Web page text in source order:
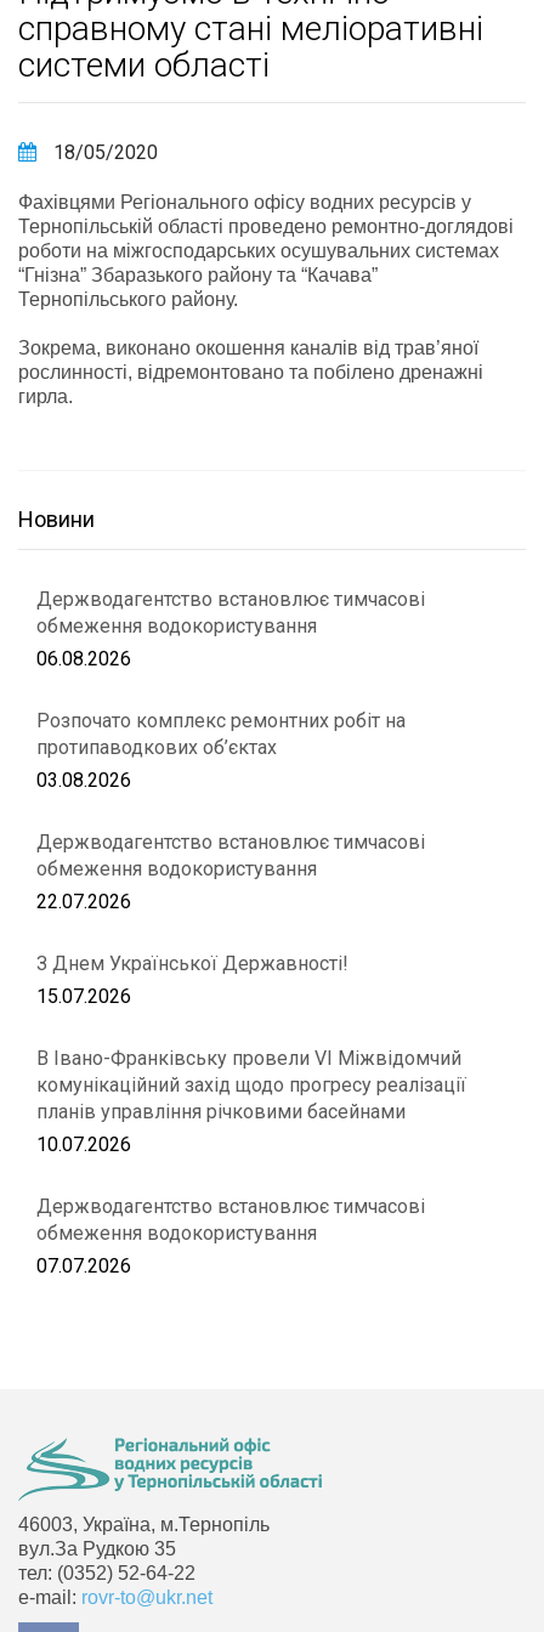
справному стані меліоративні
системи області
18/05/2020
Фахівцями Регіонального офісу водних ресурсів у
Тернопільській області проведено ремонтно-доглядові
роботи на міжгосподарських осушувальних системах
“Гнізна” Збаразького району та “Качава”
Тернопільського району.
Зокрема, виконано окошення каналів від трав’яної
рослинності, відремонтовано та побілено дренажні
гирла.
Новини
Держводагентство встановлює тимчасові
обмеження водокористування
06.08.2026
Розпочато комплекс ремонтних робіт на
протипаводкових об’єктах
03.08.2026
Держводагентство встановлює тимчасові
обмеження водокористування
22.07.2026
З Днем Української Державності!
15.07.2026
В Івано-Франківську провели VІ Міжвідомчий
комунікаційний захід щодо прогресу реалізації
планів управління річковими басейнами
10.07.2026
Держводагентство встановлює тимчасові
обмеження водокористування
07.07.2026
46003, Україна, м.Тернопіль
вул.За Рудкою 35
тел: (0352) 52-64-22
e-mail: rovr-to@ukr.net